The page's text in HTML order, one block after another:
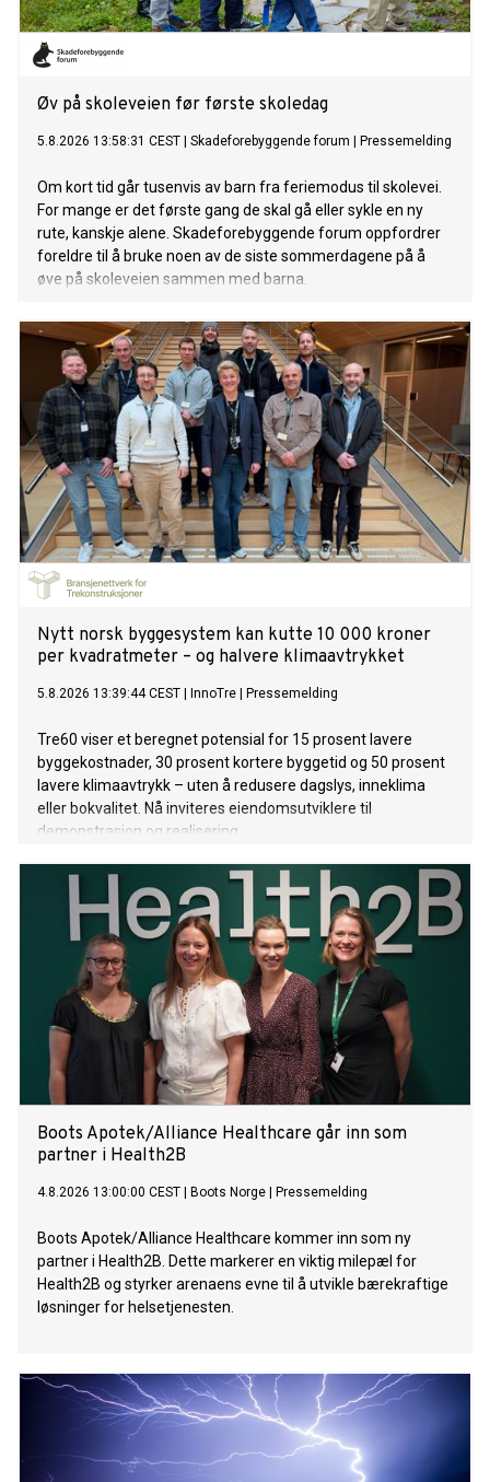
Øv på skoleveien før første skoledag
5.8.2026 13:58:31 CEST Skadeforebyggende forum Pressemelding
Om kort tid går tusenvis av barn fra feriemodus til skolevei.
For mange er det første gang de skal gå eller sykle en ny
rute, kanskje alene. Skadeforebyggende forum oppfordrer
foreldre til å bruke noen av de siste sommerdagene på å
øve på skoleveien sammen med barna.
Nytt norsk byggesystem kan kutte 10 000 kroner
per kvadratmeter – og halvere klimaavtrykket
5.8.2026 13:39:44 CEST InnoTre Pressemelding
Tre60 viser et beregnet potensial for 15 prosent lavere
byggekostnader, 30 prosent kortere byggetid og 50 prosent
lavere klimaavtrykk – uten å redusere dagslys, inneklima
eller bokvalitet. Nå inviteres eiendomsutviklere til
demonstrasjon og realisering.
Boots Apotek/Alliance Healthcare går inn som
partner i Health2B
4.8.2026 13:00:00 CEST Boots Norge Pressemelding
Boots Apotek/Alliance Healthcare kommer inn som ny
partner i Health2B. Dette markerer en viktig milepæl for
Health2B og styrker arenaens evne til å utvikle bærekraftige
løsninger for helsetjenesten.